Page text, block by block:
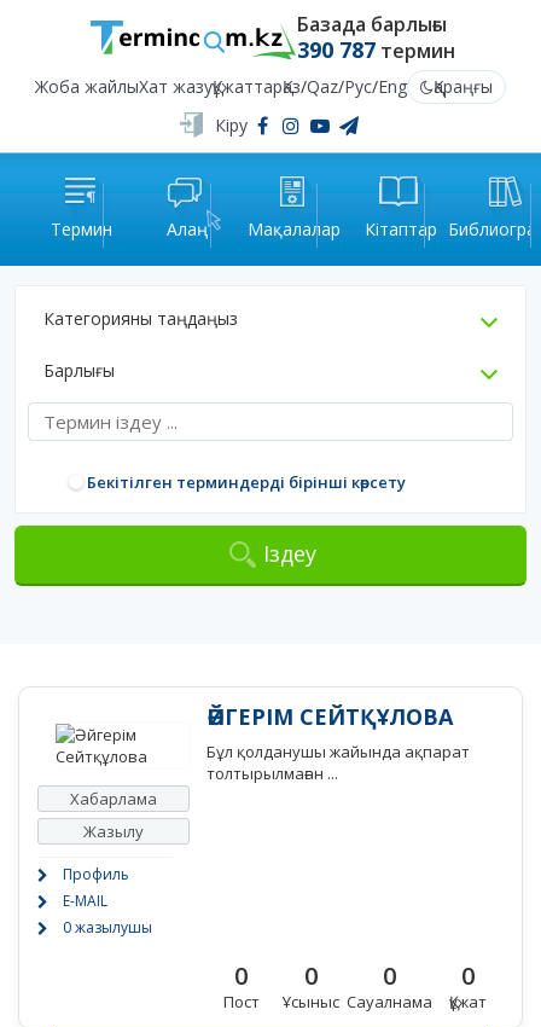
Базада барлығы
390 787термин
Жоба жайлыХат жазуҚұжаттарҚаз/Qaz/Рус/Eng
Қараңғы
Кіру
Термин Алаң Мақалалар Кітаптар
Категорияны таңдаңыз
Барлығы
Бекітілген терминдерді бірінші көрсету
Іздеу
Хабарлама
Жазылу
Профиль
E-MAIL
0 жазылушы
ӘЙГЕРІМ СЕЙТҚҰЛОВА
Бұл қолданушы жайында ақпарат
толтырылмаған ...
0
Пост
0
Ұсыныс
0
Сауалнама
0
Құжат